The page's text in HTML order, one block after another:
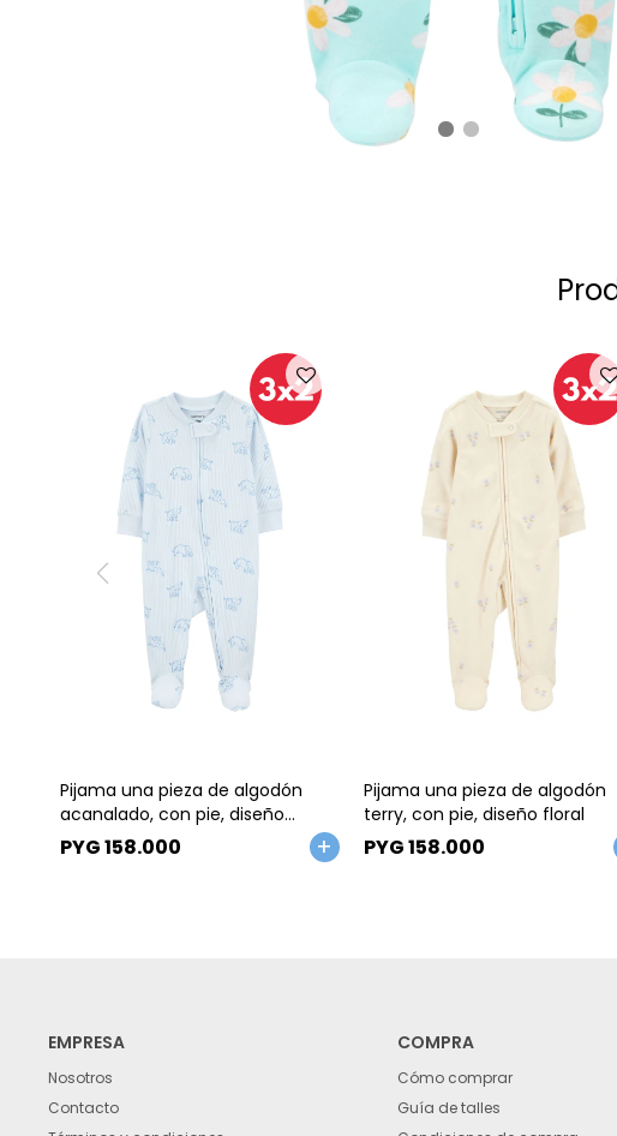
Pijama una pieza de algodón
acanalado, con pie, diseño
elefantes
PYG158.000
Pijama una pieza de algodón
terry, con pie, diseño floral
PYG158.000
EMPRESA
Nosotros
Contacto
COMPRA
Cómo comprar
Guía de talles